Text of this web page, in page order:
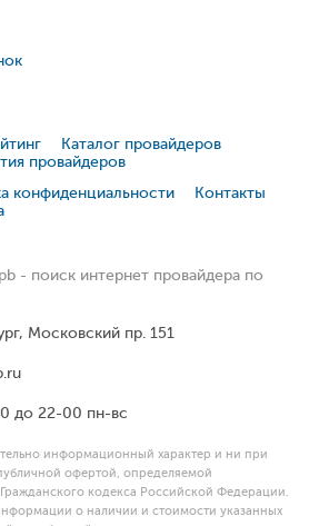
Каталог провайдеров
провайдеров
конфиденциальности
Контакты
- поиск интернет провайдера по
Московский пр. 151
до 22-00 пн-вс
информационный характер и ни при
офертой, определяемой
кодекса Российской Федерации.
о наличии и стоимости указанных